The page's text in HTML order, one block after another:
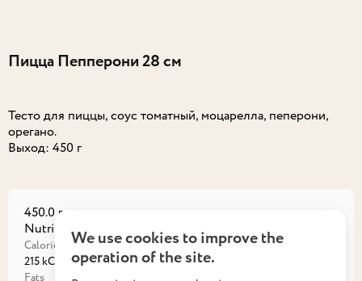
Пицца Пепперони 28 см
Тесто для пиццы, соус томатный, моцарелла, пеперони,
орегано.
Выход: 450 г
450.0 г
Nutritional value на порцию
Calories
215 kCal
Proteins
10,56 г
Fats
Carbohydrates
We use cookies to improve the
operation of the site.